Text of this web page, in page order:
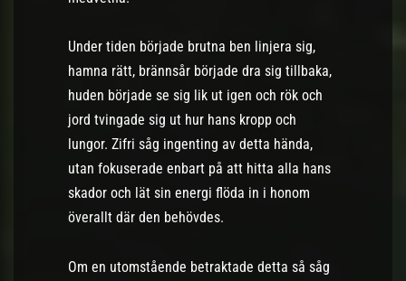
Under tiden började brutna ben linjera sig,
hamna rätt, brännsår började dra sig tillbaka,
huden började se sig lik ut igen och rök och
jord tvingade sig ut hur hans kropp och
lungor. Zifri såg ingenting av detta hända,
utan fokuserade enbart på att hitta alla hans
skador och lät sin energi flöda in i honom
överallt där den behövdes.
Om en utomstående betraktade detta så såg